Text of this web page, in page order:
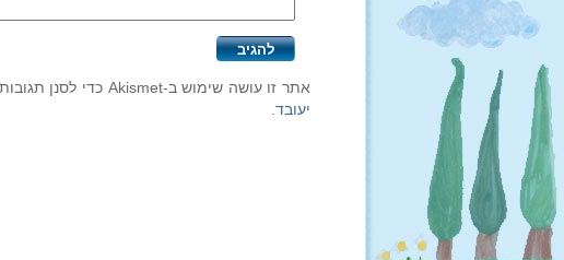
אתר זו עושה שימוש ב-Akismet כדי לסנן תגובות זבל.
יעובד